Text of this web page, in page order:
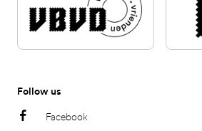
Follow us
Facebook